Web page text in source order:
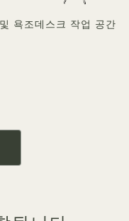
욕조데스크 작업 공간